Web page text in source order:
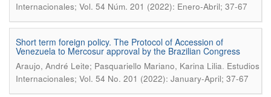
Internacionales; Vol. 54 Núm. 201 (2022): Enero-Abril; 37-67
Short term foreign policy. The Protocol of Accession of
Venezuela to Mercosur approval by the Brazilian Congress
Araujo, André Leite; Pasquariello Mariano, Karina Lilia. Estudios
Internacionales; Vol. 54 No. 201 (2022): January-April; 37-67